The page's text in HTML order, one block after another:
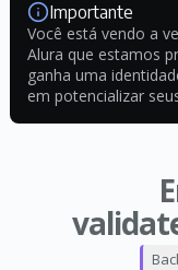
Importante
Você está vendo a
Alura que estamos
ganha uma
em potencializar